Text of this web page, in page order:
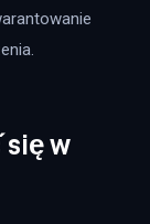
się w